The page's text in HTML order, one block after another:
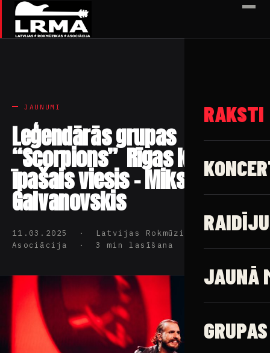
✕
RAKSTI
JAUNĀ
GRUPAS
JAUNUMI
Leģendārās grupas
“Scorpions” Rīgas koncerta
īpašais viesis – Miks
Galvanovskis
11.03.2025 · Latvijas Rokmūzikas
Asociācija · 3 min lasīšana